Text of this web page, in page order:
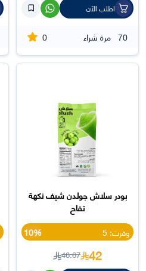
اطلب الآن
70 مرة شراء 0
بودر سلاش جولدن شيف نكهة
تفاح
وفرت: 5
10%
42
46.67